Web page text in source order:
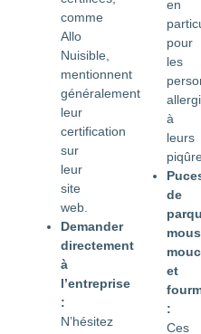
comme
Allo
Nuisible,
mentionnent
généralement
leur
certification
sur
leur
site
web.
Demander
directement
à
l’entreprise
:
N’hésitez
en
pour
les
à
leurs
de
et
:
Ces